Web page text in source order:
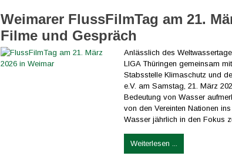
Weimarer FlussFilmTag am 21.
Filme und Gespräch
Anlässlich des
LIGA Thüringen gemeinsam
Stabsstelle Klimaschutz und
e.V. am Samstag, 21. März
Bedeutung von Wasser
von den Vereinten Nationen
Wasser jährlich in den Fokus
Weiterlesen ...